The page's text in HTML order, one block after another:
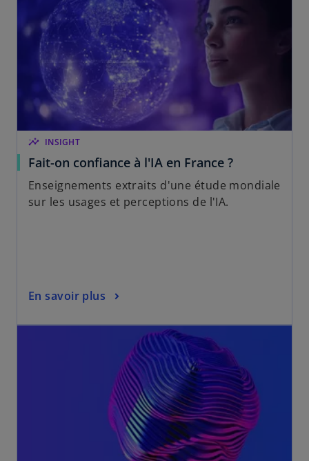
insights INSIGHT
Fait-on confiance à l'IA en France ?
Enseignements extraits d'une étude mondiale
sur les usages et perceptions de l'IA.
En savoir plus